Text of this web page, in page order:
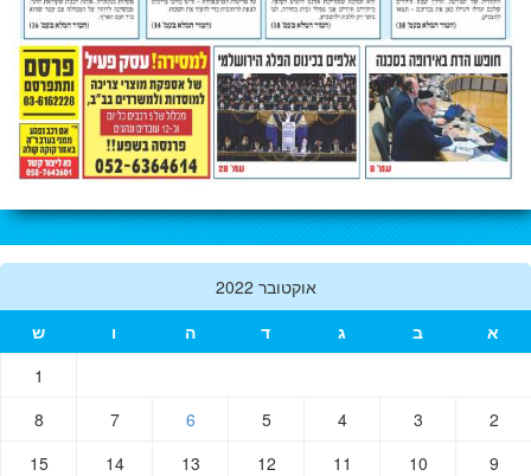
אוקטובר 2022
10
12
13
14
15